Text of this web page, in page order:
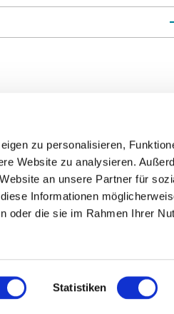
zu personalisieren,
Website zu analysieren.
an unsere Partner für
Informationen
oder die sie im Rahmen Ihrer
Statistiken
werden